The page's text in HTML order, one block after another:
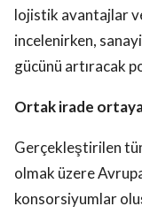
lojistik avantajlar
incelenirken,
gücünü artıracak
Ortak irade
Gerçekleştirilen
olmak üzere
konsorsiyumlar